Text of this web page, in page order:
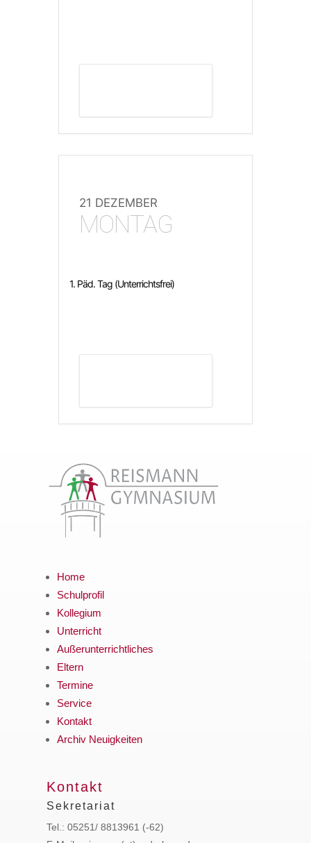
21 DEZEMBER
MONTAG
1. Päd. Tag (Unterrichtsfrei)
Home
Schulprofil
Kollegium
Unterricht
Außerunterrichtliches
Eltern
Termine
Service
Kontakt
Archiv Neuigkeiten
Kontakt
Sekretariat
Tel.: 05251/ 8813961 (-62)